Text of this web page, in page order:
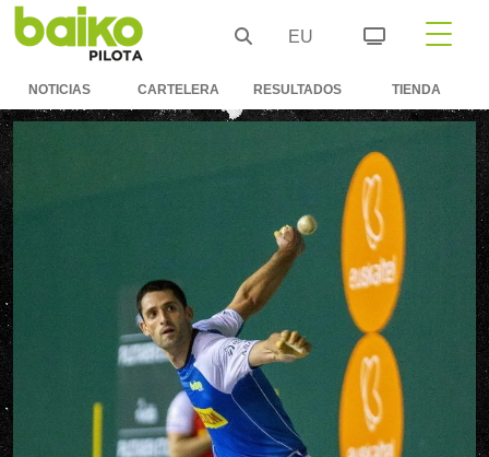
EU
NOTICIAS CARTELERA RESULTADOS TIENDA